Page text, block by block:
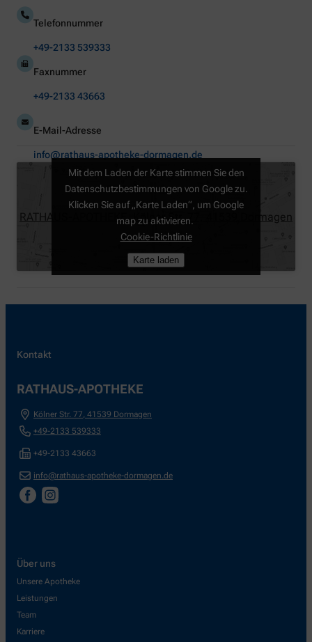
Telefonnummer
+49-2133 539333
Faxnummer
+49-2133 43663
E-Mail-Adresse
info@rathaus-apotheke-dormagen.de
RATHAUS-APOTHEKE, Kölner Str. 77, 41539 Dormagen
Mit dem Laden der Karte stimmen Sie den
Datenschutzbestimmungen von Google zu.
Klicken Sie auf „Karte Laden“, um Google
map zu aktivieren.
Cookie-Richtlinie
Karte laden
Kontakt
RATHAUS-APOTHEKE
Kölner Str. 77, 41539 Dormagen
+49-2133 539333
+49-2133 43663
info@rathaus-apotheke-dormagen.de
Über uns
Unsere Apotheke
Leistungen
Team
Karriere